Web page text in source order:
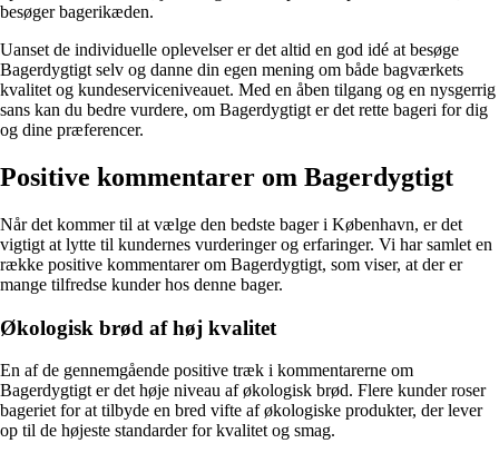
besøger bagerikæden.
Uanset de individuelle oplevelser er det altid en god idé at besøge
Bagerdygtigt selv og danne din egen mening om både bagværkets
kvalitet og kundeserviceniveauet. Med en åben tilgang og en nysgerrig
sans kan du bedre vurdere, om Bagerdygtigt er det rette bageri for dig
og dine præferencer.
Positive kommentarer om Bagerdygtigt
Når det kommer til at vælge den bedste bager i København, er det
vigtigt at lytte til kundernes vurderinger og erfaringer. Vi har samlet en
række positive kommentarer om Bagerdygtigt, som viser, at der er
mange tilfredse kunder hos denne bager.
Økologisk brød af høj kvalitet
En af de gennemgående positive træk i kommentarerne om
Bagerdygtigt er det høje niveau af økologisk brød. Flere kunder roser
bageriet for at tilbyde en bred vifte af økologiske produkter, der lever
op til de højeste standarder for kvalitet og smag.